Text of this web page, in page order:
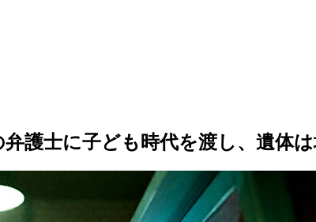
護士に子ども時代を渡し、遺体